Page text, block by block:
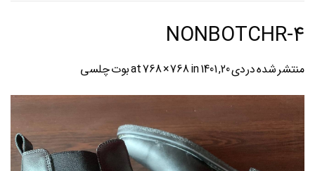
NONBOTCHR-4
منتشر شده دردی 20, 1401 768 × 768in بوت چلسی